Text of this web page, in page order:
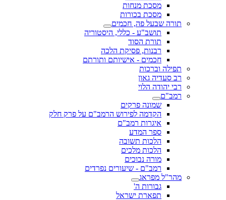
מסכת מנחות
מסכת בכורות
תורה שבעל פה, חכמים
תושב"ע - כללי, היסטוריה
תורת הסוד
רבנות, פסיקת הלכה
חכמים - אישיותם ותורתם
תפילה וברכות
רב סעדיה גאון
רבי יהודה הלוי
רמב"ם
שמונה פרקים
הקדמה לפירוש הרמב"ם על פרק חלק
איגרות רמב"ם
ספר המדע
הלכות תשובה
הלכות מלכים
מורה נבוכים
רמב"ם - שיעורים נפרדים
מהר"ל מפראג
גבורות ה'
תפארת ישראל